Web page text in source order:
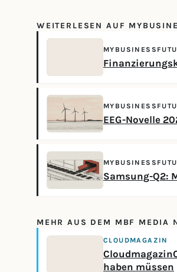
WEITERLESEN AUF
EEG-Novelle
Samsung-Q2:
MEHR AUS DEM MBF MEDIA
CLOUDMAGAZIN
haben müssen